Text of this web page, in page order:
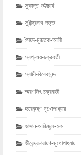
সুকান্ত-ভট্টাচার্য
সুধীন্দ্রনাথ-দত্ত
সৈয়দ-মুজতবা-আলী
স্বপ্নময়-চক্রবর্তী
স্বামী-বিবেকানন্দ
স্মরণজিৎ-চক্রবর্তী
হরেকৃষ্ণ-মুখোপাধ্যায়
হাসান-আজিজুল-হক
হীরেন্দ্রনারায়ণ-মুখোপাধ্যায়